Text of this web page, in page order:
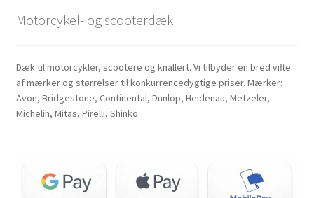
Motorcykel- og scooterdæk
Dæk til motorcykler, scootere og knallert. Vi tilbyder en bred vifte
af mærker og størrelser til konkurrencedygtige priser. Mærker:
Avon, Bridgestone, Continental, Dunlop, Heidenau, Metzeler,
Michelin, Mitas, Pirelli, Shinko.